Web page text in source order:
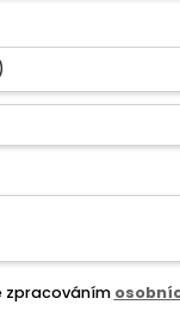
zpracováním